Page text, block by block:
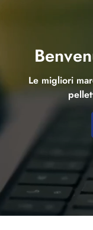
Le migliori